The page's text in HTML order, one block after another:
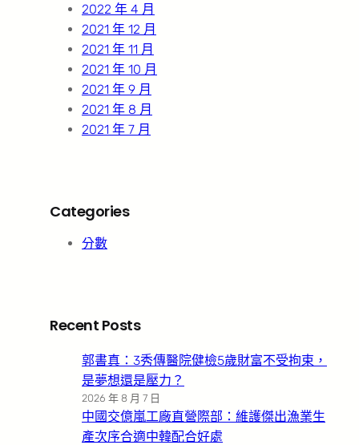
2022 年 4 月
2021 年 12 月
2021 年 11 月
2021 年 10 月
2021 年 9 月
2021 年 8 月
2021 年 7 月
Categories
分數
Recent Posts
郭書真：3秀傳醫院健檢5歲財富不受拘束，
是夢想還是壓力？
2026 年 8 月 7 日
中國交億嵐工廠直營際部：維護傑出漁業生
產次序合適中韓配合好處